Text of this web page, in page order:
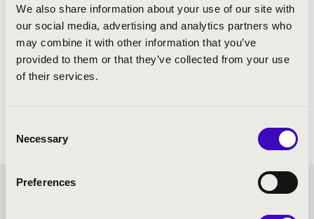
We also share information about your use of our site with
our social media, advertising and analytics partners who
may combine it with other information that you’ve
provided to them or that they’ve collected from your use
of their services.
Selection
Necessary
Preferences
FILHARMÓNIA BÉRLET -